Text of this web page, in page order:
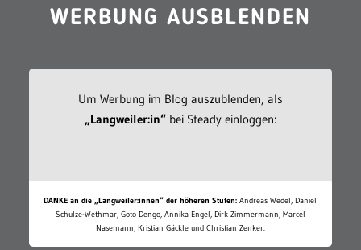
WERBUNG AUSBLENDEN
Um Werbung im Blog auszublenden, als
„Langweiler:in“bei Steady einloggen:
DANKE an die „Langweiler:innen“ der höheren Stufen: Andreas Wedel, Daniel
Schulze-Wethmar, Goto Dengo, Annika Engel, Dirk Zimmermann, Marcel
Nasemann, Kristian Gäckle und Christian Zenker.